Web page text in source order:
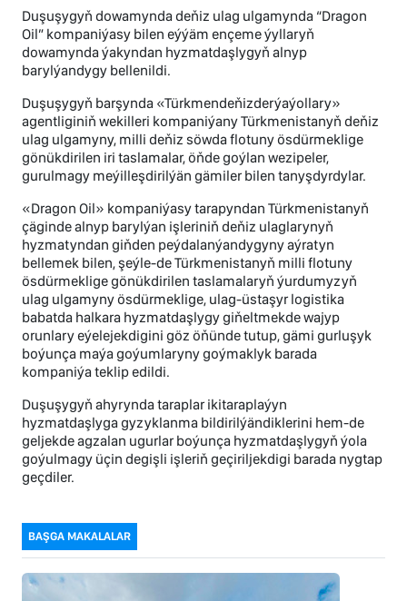
Duşuşygyň dowamynda deňiz ulag ulgamynda “Dragon
Oil” kompaniýasy bilen eýýäm ençeme ýyllaryň
dowamynda ýakyndan hyzmatdaşlygyň alnyp
barylýandygy bellenildi.
Duşuşygyň barşynda «Türkmendeňizderýaýollary»
agentliginiň wekilleri kompaniýany Türkmenistanyň deňiz
ulag ulgamyny, milli deňiz söwda flotuny ösdürmeklige
gönükdirilen iri taslamalar, öňde goýlan wezipeler,
gurulmagy meýilleşdirilýän gämiler bilen tanyşdyrdylar.
«Dragon Oil» kompaniýasy tarapyndan Türkmenistanyň
çäginde alnyp barylýan işleriniň deňiz ulaglarynyň
hyzmatyndan giňden peýdalanýandygyny aýratyn
bellemek bilen, şeýle-de Türkmenistanyň milli flotuny
ösdürmeklige gönükdirilen taslamalaryň ýurdumyzyň
ulag ulgamyny ösdürmeklige, ulag-üstaşyr logistika
babatda halkara hyzmatdaşlygy giňeltmekde wajyp
orunlary eýelejekdigini göz öňünde tutup, gämi gurluşyk
boýunça maýa goýumlaryny goýmaklyk barada
kompaniýa teklip edildi.
Duşuşygyň ahyrynda taraplar ikitaraplaýyn
hyzmatdaşlyga gyzyklanma bildirilýändiklerini hem-de
geljekde agzalan ugurlar boýunça hyzmatdaşlygyň ýola
goýulmagy üçin degişli işleriň geçiriljekdigi barada nygtap
geçdiler.
BAŞGA MAKALALAR